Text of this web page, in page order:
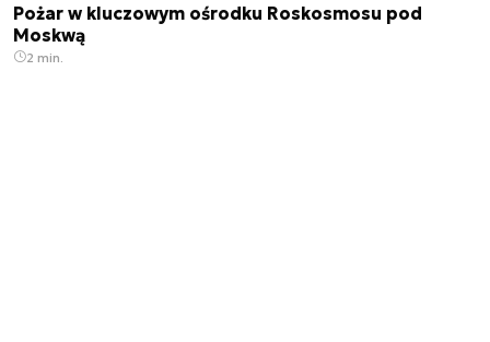
Pożar w kluczowym ośrodku Roskosmosu pod
Moskwą
2 min.